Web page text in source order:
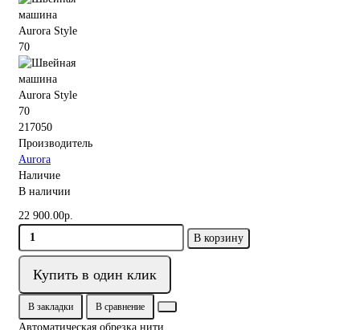
217050
Производитель
Aurora
Наличие
В наличии
22 900.00р.
В корзину
Купить в один клик
В закладки В сравнение
Автоматическая обрезка нити